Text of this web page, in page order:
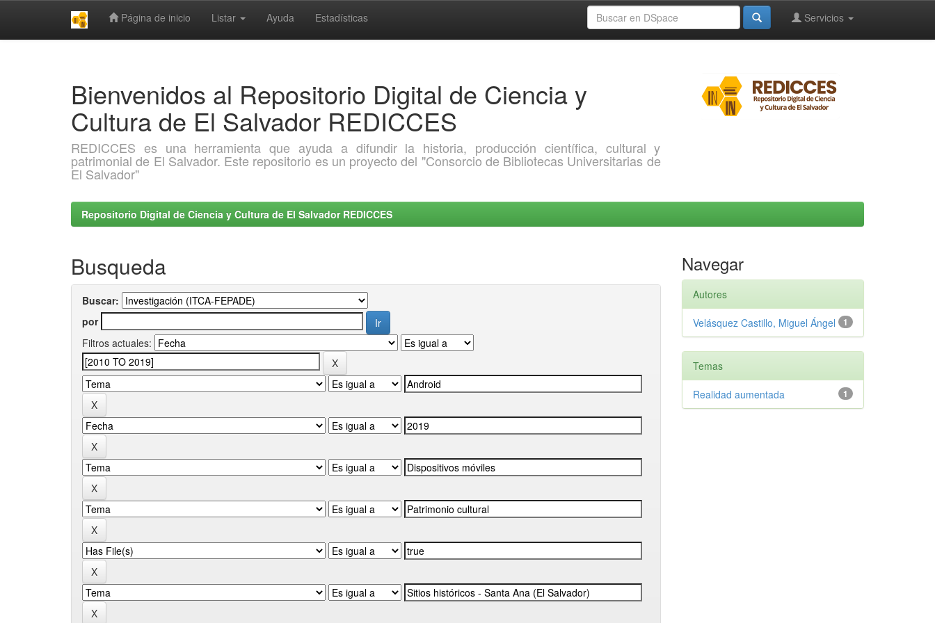
Página de inicio Listar Ayuda Estadísticas Servicios
Bienvenidos al Repositorio Digital de Ciencia y
Cultura de El Salvador REDICCES
REDICCES es una herramienta que ayuda a difundir la historia, producción científica, cultural y
patrimonial de El Salvador. Este repositorio es un proyecto del "Consorcio de Bibliotecas Universitarias de
El Salvador"
Repositorio Digital de Ciencia y Cultura de El Salvador REDICCES
Busqueda
Buscar:
por
Filtros actuales:
Navegar
Autores
1
Velásquez Castillo, Miguel Ángel
Temas
1
Realidad aumentada